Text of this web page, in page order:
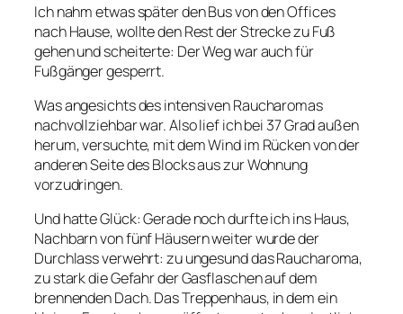
Ich nahm etwas später den Bus von den Offices
nach Hause, wollte den Rest der Strecke zu Fuß
gehen und scheiterte: Der Weg war auch für
Fußgänger gesperrt.
Was angesichts des intensiven Raucharomas
nachvollziehbar war. Also lief ich bei 37 Grad außen
herum, versuchte, mit dem Wind im Rücken von der
anderen Seite des Blocks aus zur Wohnung
vorzudringen.
Und hatte Glück: Gerade noch durfte ich ins Haus,
Nachbarn von fünf Häusern weiter wurde der
Durchlass verwehrt: zu ungesund das Raucharoma,
zu stark die Gefahr der Gasflaschen auf dem
brennenden Dach. Das Treppenhaus, in dem ein